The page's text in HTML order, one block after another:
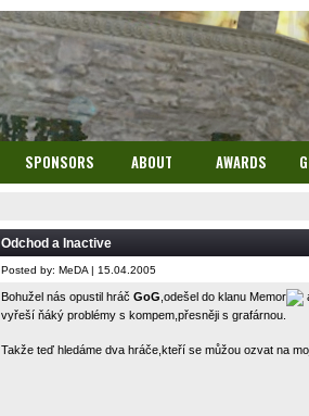
SPONSORS ABOUT AWARDS
Odchod a Inactive
Posted by: MeDA | 15.04.2005
Bohužel nás opustil hráč GoG ,odešel do klanu Memor
vyřeší ňáký problémy s kompem,přesněji s grafárnou.
Takže teď hledáme dva hráče,kteří se můžou ozvat na